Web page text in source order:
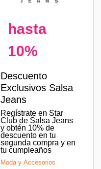
hasta
10%
Descuento
Exclusivos Salsa
Jeans
Regístrate en Star
Club de Salsa Jeans
y obtén 10% de
descuento en tu
segunda compra y en
tu cumpleaños
Moda y Accesorios